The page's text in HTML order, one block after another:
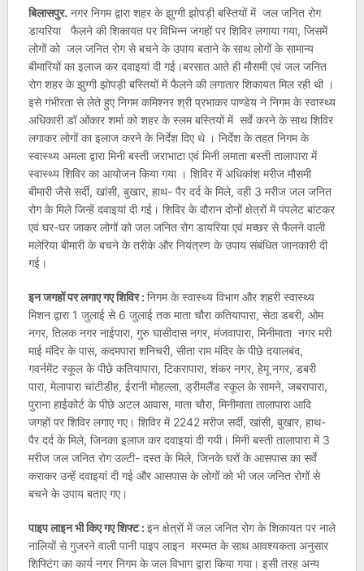
बिलासपुर. नगर निगम द्वारा शहर के झुग्गी झोपड़ी बस्तियों में जल जनित रोग
डायरिया फैलने की शिकायत पर विभिन्न जगहों पर शिविर लगाया गया, जिसमें
लोगों को जल जनित रोग से बचने के उपाय बताने के साथ लोगों के सामान्य
बीमारियों का इलाज कर दवाइयां दी गई।बरसात आते ही मौसमी एवं जल जनित
रोग शहर के झुग्गी झोपड़ी बस्तियों में फैलने की लगातार शिकायत मिल रही थी ।
इसे गंभीरता से लेते हुए निगम कमिश्नर श्री प्रभाकर पाण्डेय ने निगम के स्वास्थ्य
अधिकारी डॉ ओंकार शर्मा को शहर के स्लम बस्तियों में सर्वे करने के साथ शिविर
लगाकर लोगों का इलाज करने के निर्देश दिए थे । निर्देश के तहत निगम के
स्वास्थ्य अमला द्वारा मिनी बस्ती जराभाटा एवं मिनी लमाता बस्ती तालापारा में
स्वास्थ्य शिविर का आयोजन किया गया । शिविर में अधिकांश मरीज मौसमी
बीमारी जैसे सर्दी, खांसी, बुखार, हाथ- पैर दर्द के मिले, वही 3 मरीज जल जनित
रोग के मिले जिन्हें दवाइयां दी गई। शिविर के दौरान दोनों क्षेत्रों में पंपलेट बांटकर
एवं घर-घर जाकर लोगों को जल जनित रोग डायरिया एवं मच्छर से फैलने वाली
मलेरिया बीमारी के बचने के तरीके और नियंत्रण के उपाय संबंधित जानकारी दी
गई।
इन जगहों पर लगाए गए शिविर :निगम के स्वास्थ्य विभाग और शहरी स्वास्थ्य
मिशन द्वारा 1 जुलाई से 6 जुलाई तक माता चौरा कतियापारा, सेठा डबरी, ओम
नगर, तिलक नगर नाईपारा, गुरु घासीदास नगर, मंजवापारा, मिनीमाता नगर मरी
माई मंदिर के पास, कदमपारा शनिचरी, सीता राम मंदिर के पीछे दयालबंद,
गवर्नमेंट स्कूल के पीछे कतियापारा, टिकरापारा, शंकर नगर, हेमू नगर, डबरी
पारा, मेलापारा चांटीडीह, ईरानी मोहल्ला, ड्रीमलैंड स्कूल के सामने, जबरापारा,
पुराना हाईकोर्ट के पीछे अटल आवास, माता चौरा, मिनीमाता तालापारा आदि
जगहों पर शिविर लगाए गए। शिविर में 2242 मरीज सर्दी, खांसी, बुखार, हाथ-
पैर दर्द के मिले, जिनका इलाज कर दवाइयां दी गयी। मिनी बस्ती तालापारा में 3
मरीज जल जनित रोग उल्टी- दस्त के मिले, जिनके घरों के आसपास का सर्वे
कराकर उन्हें दवाइयां दी गई और आसपास के लोगों को भी जल जनित रोगों से
बचने के उपाय बताए गए।
पाइप लाइन भी किए गए शिफ्ट :इन क्षेत्रों में जल जनित रोग के शिकायत पर नाले
नालियों से गुजरने वाली पानी पाइप लाइन मरम्मत के साथ आवश्यकता अनुसार
शिफ्टिंग का कार्य नगर निगम के जल विभाग द्वारा किया गया। इसी तरह अन्य